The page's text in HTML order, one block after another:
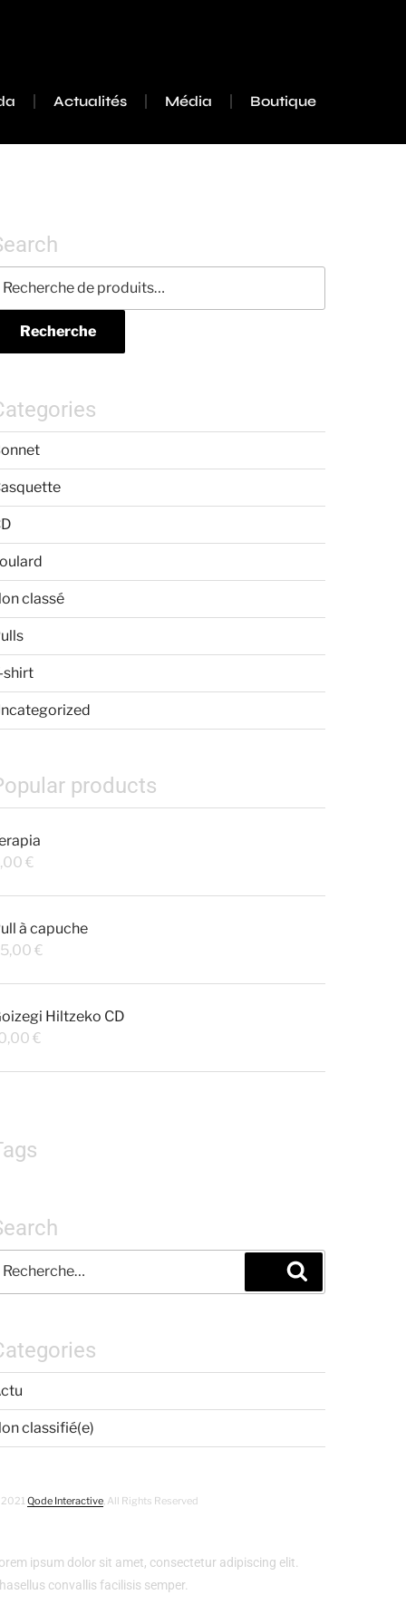
Actualités Média Boutique
Recherche
classé
shirt
products
€
à capuche
€
Hiltzeko CD
€
classifié(e)
Qode Interactive , All Rights Reserved
ipsum dolor sit amet, consectetur adipiscing elit.
convallis facilisis semper.